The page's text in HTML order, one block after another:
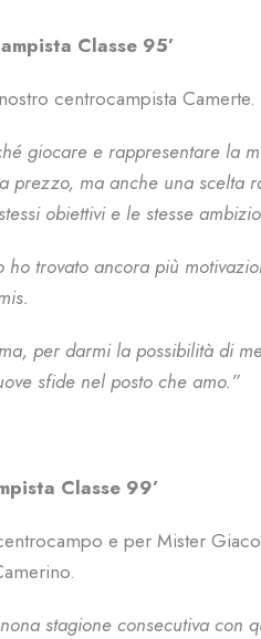
Classe 95’
centrocampista Camerte.
giocare e rappresentare la
prezzo, ma anche una scelta
obiettivi e le stesse
trovato ancora più
per darmi la possibilità di
sfide nel posto che amo.”
Classe 99’
e per Mister
stagione consecutiva con